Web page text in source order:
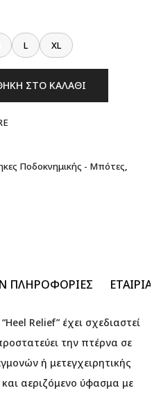
L XL
ΣΤΟ ΚΑΛΆΘΙ
Ποδοκνημικής - Μπότες
ΠΛΗΡΟΦΟΡΊΕΣ ΕΤΑΙΡΊΑ
Relief” έχει σχεδιαστεί
την πτέρνα σε
ή μετεγχειρητικής
αεριζόμενο ύφασμα με